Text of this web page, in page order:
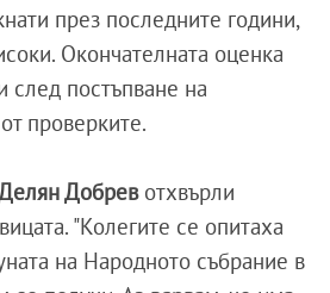
през последните години,
Окончателната оценка
след постъпване на
проверките.
Добревотхвърли
"Колегите се опитаха
на Народното събрание в